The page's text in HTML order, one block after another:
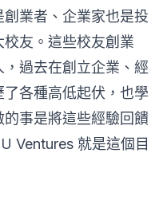
業者、企業家也是投
友。這些校友創業
過去在創立企業、經
各種高低起伏，也學
事是將這些經驗回饋
Ventures 就是這個目